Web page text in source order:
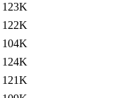
123K
122K
104K
124K
121K